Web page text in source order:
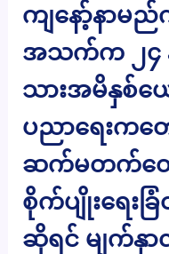
ကျနော့်နာမည်
အသက်က ၂၄
သားအမိနှစ်ယ
ပညာရေးကတ
ဆက်မတက်တေ
စိုက်ပျိုးရေး
ဆိုရင် မျက်